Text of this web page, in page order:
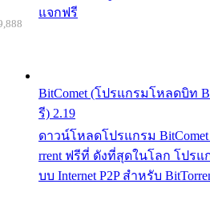
แจกฟรี
BitComet (โปรแกรมโหลดบิท
รี) 2.19
ดาวน์โหลดโปรแกรม
rrent ฟรีที่ ดังที่สุดในโลก โปร
บบ Internet P2P สำหรับ